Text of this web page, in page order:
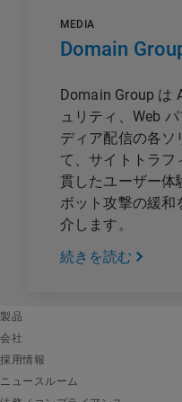
MEDIA
Domain
Domain Group は
ュリティ、Web
ディア配信の各ソ
て、サイトトラフ
貫したユーザー体
ボット攻撃の緩和
介します。
続きを読む
製品
クラウドコンピューティング
セキュリティ
すべての製品とトライアル
会社
会社情報
リーダーシップ
採用情報
Akamai で働く
ニュースルーム
ニュースルーム
Deutsch
Español
Français
Italiano